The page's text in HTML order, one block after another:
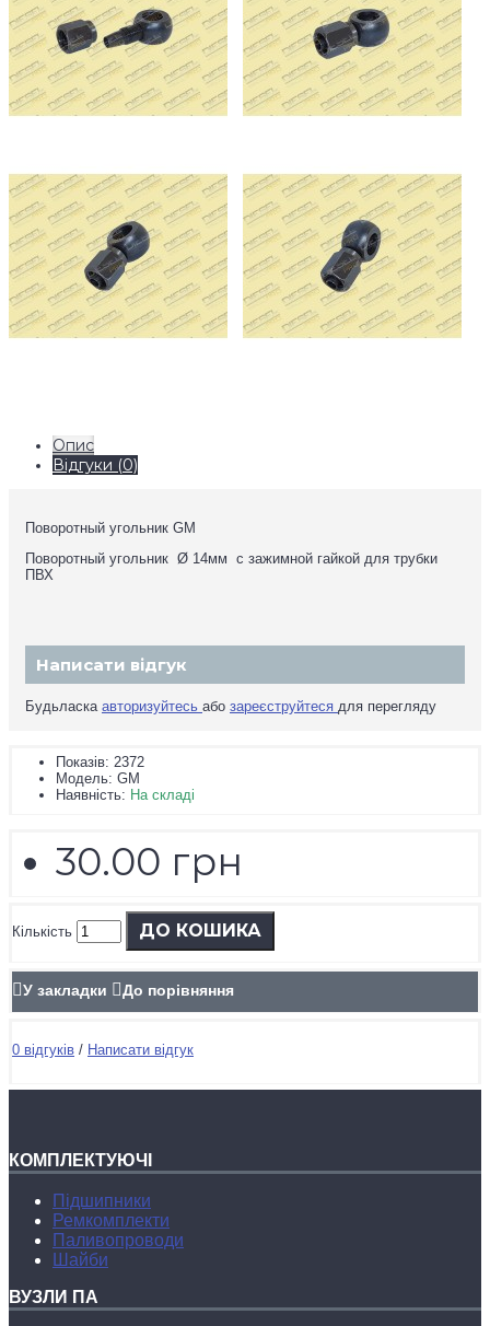
Опис
Відгуки (0)
Поворотный угольник GM
Поворотный угольник Ø 14мм с зажимной гайкой для трубки
ПВХ
Написати відгук
Будьласка авторизуйтесь або зареєструйтеся для перегляду
Показiв: 2372
Модель: GM
Наявність: На складі
30.00 грн
Кількість ДО КОШИКА
У закладки До порівняння
0 відгуків / Написати відгук
КОМПЛЕКТУЮЧІ
Підшипники
Ремкомплекти
Паливопроводи
Шайби
ВУЗЛИ ПА